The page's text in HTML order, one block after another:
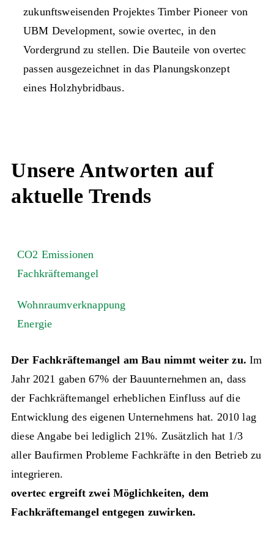
zukunftsweisenden Projektes Timber Pioneer von
UBM Development, sowie overtec, in den
Vordergrund zu stellen. Die Bauteile von overtec
passen ausgezeichnet in das Planungskonzept
eines Holzhybridbaus.
Unsere Antworten auf
aktuelle Trends
CO2 Emissionen
Fachkräftemangel
Wohnraumverknappung
Energie
Der Fachkräftemangel am Bau nimmt weiter zu. Im
Jahr 2021 gaben 67% der Bauunternehmen an, dass
der Fachkräftemangel erheblichen Einfluss auf die
Entwicklung des eigenen Unternehmens hat. 2010 lag
diese Angabe bei lediglich 21%. Zusätzlich hat 1/3
aller Baufirmen Probleme Fachkräfte in den Betrieb zu
integrieren.
overtec ergreift zwei Möglichkeiten, dem
Fachkräftemangel entgegen zuwirken.